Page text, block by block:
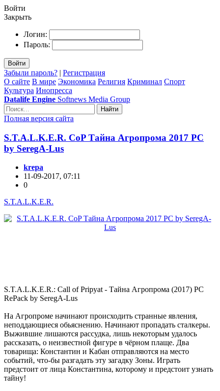
Войти
Закрыть
Логин:
Пароль:
Войти
Забыли пароль? | Регистрация
О сайте В мире Экономика Религия Криминал Спорт
Культура Инопресса
Datalife Engine Softnews Media Group
Найти
Полная версия сайта
S.T.A.L.K.E.R. CoP Тайна Агропрома 2017 PC
by SeregA-Lus
krepa
11-09-2017, 07:11
0
S.T.A.L.K.E.R.
S.T.A.L.K.E.R.: Call of Pripyat - Тайна Агропрома (2017) PC
RePack by SeregA-Lus
На Агропроме начинают происходить странные явления,
неподдающиеся обьяснению. Начинают пропадать сталкеры.
Выжившие лишаются рассудка, лишь некоторым удалось
рассказать, о неизвестной фигуре в чёрном плаще. Два
товарища: Константин и Кабан отправляются на место
событий, что-бы разгадать эту загадку Зоны. Играть
предстоит от лица Константина, которому и предстоит узнать
тайну!